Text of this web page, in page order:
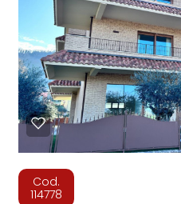
Cod.
114778